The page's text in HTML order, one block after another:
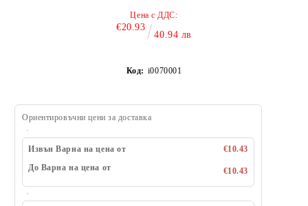
Цена с ДДС:
€20.93
40.94 лв
Код: i0070001
Ориентировъчни цени за доставка
Извън Варна на цена от
€10.43
До Варна на цена от
€10.43